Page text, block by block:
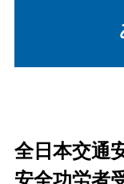
しごと・
全日本交通
安全功労者